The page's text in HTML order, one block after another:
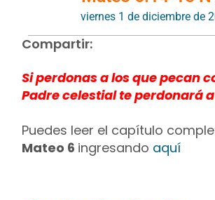
viernes 1 de diciembre de
Compartir:
Si perdonas a los que pecan
Padre celestial te perdonará
Puedes leer el capítulo
Mateo 6 ingresando aquí